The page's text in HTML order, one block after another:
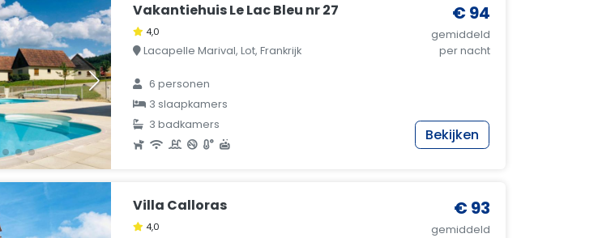
Vakantiehuis Le Lac Bleu nr 27
4,0
Lacapelle Marival, Lot, Frankrijk
6 personen
3 slaapkamers
3 badkamers
€ 94
gemiddeld
per nacht
Bekijken
Villa Calloras
4,0
€ 93
gemiddeld